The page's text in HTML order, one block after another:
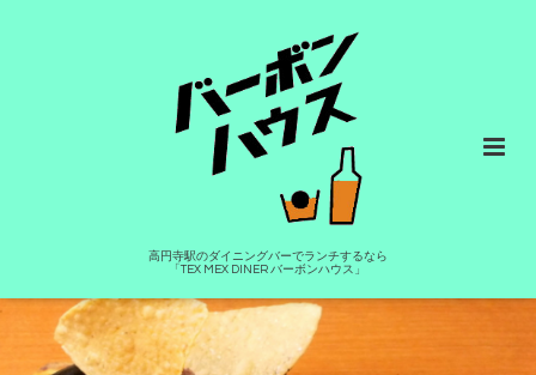
高円寺駅のダイニングバーでランチするなら
「TEX MEX DINER バーボンハウス」